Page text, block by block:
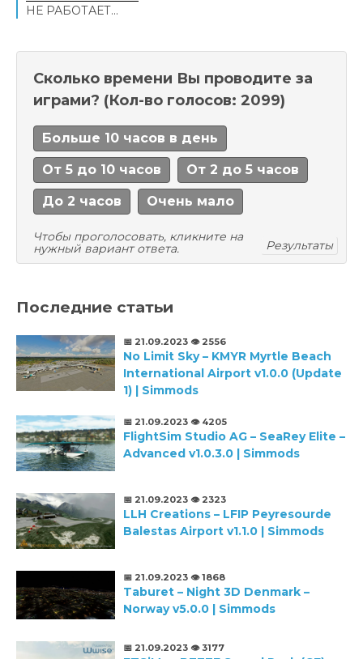
НЕ РАБОТАЕТ...
Сколько времени Вы проводите за
играми? (Кол-во голосов: 2099)
Больше 10 часов в день
От 5 до 10 часов От 2 до 5 часов
До 2 часов Очень мало
Чтобы проголосовать, кликните на
нужный вариант ответа.
Результаты
Последние статьи
📅 21.09.2023 👁️ 2556
No Limit Sky – KMYR Myrtle Beach
International Airport v1.0.0 (Update
1) | Simmods
📅 21.09.2023 👁️ 4205
FlightSim Studio AG – SeaRey Elite –
Advanced v1.0.3.0 | Simmods
📅 21.09.2023 👁️ 2323
LLH Creations – LFIP Peyresourde
Balestas Airport v1.1.0 | Simmods
📅 21.09.2023 👁️ 1868
Taburet – Night 3D Denmark –
Norway v5.0.0 | Simmods
📅 21.09.2023 👁️ 3177